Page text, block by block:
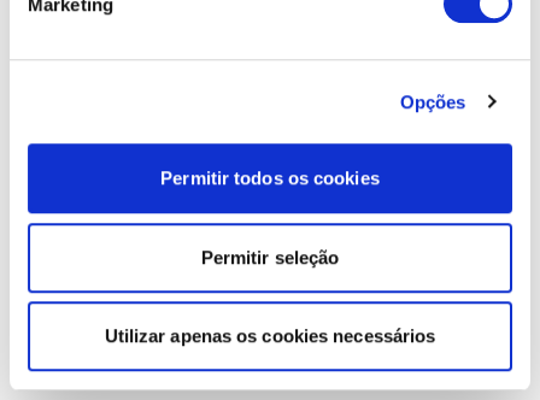
Opções
Permitir todos os cookies
Permitir seleção
Utilizar apenas os cookies necessários